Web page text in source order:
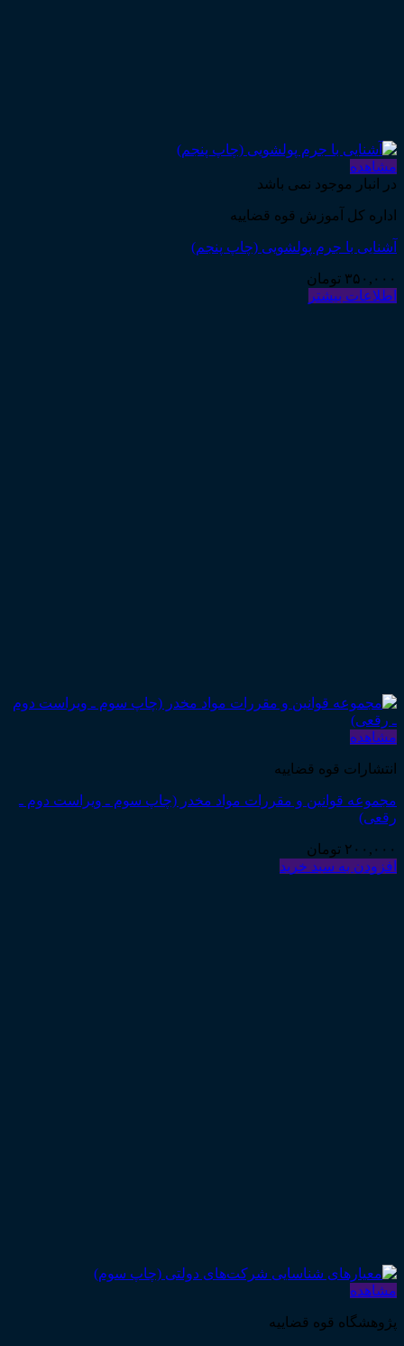
مشاهده
در انبار موجود نمی باشد
اداره کل آموزش قوه قضاییه
آشنایی با جرم پولشویی (چاپ پنجم)
۳۵۰,۰۰۰ تومان
اطلاعات بیشتر
مشاهده
انتشارات قوه قضاییه
مجموعه قوانین و مقررات مواد مخدر (چاپ سوم ـ ویراست دوم ـ
رقعی)
۲۰۰,۰۰۰ تومان
افزودن به سبد خرید
مشاهده
پژوهشگاه قوه قضاییه